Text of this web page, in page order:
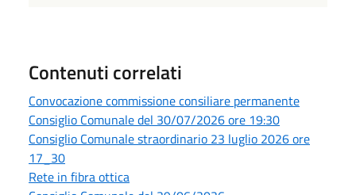
Contenuti correlati
Convocazione commissione consiliare permanente
Consiglio Comunale del 30/07/2026 ore 19:30
Consiglio Comunale straordinario 23 luglio 2026 ore
17_30
Rete in fibra ottica